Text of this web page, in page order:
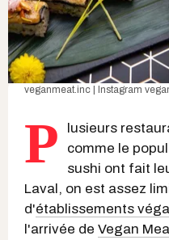
veganmeat.inc | Instagram
P lusieurs
comme le
sushi ont fait
Laval, on est assez
d'établissements
l'arrivée de Vegan